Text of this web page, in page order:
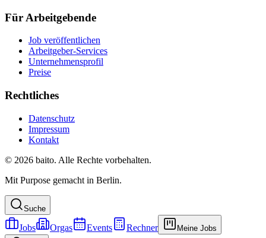
Für Arbeitgebende
Job veröffentlichen
Arbeitgeber-Services
Unternehmensprofil
Preise
Rechtliches
Datenschutz
Impressum
Kontakt
© 2026 baito. Alle Rechte vorbehalten.
Mit Purpose gemacht in Berlin.
Suche
Jobs Orgas Events Rechner Meine Jobs